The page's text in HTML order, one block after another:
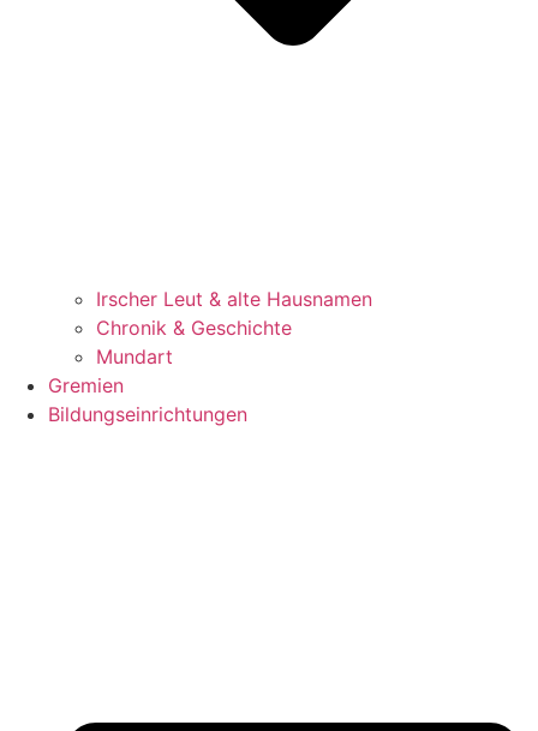
Irscher Leut & alte Hausnamen
Chronik & Geschichte
Mundart
Gremien
Bildungseinrichtungen